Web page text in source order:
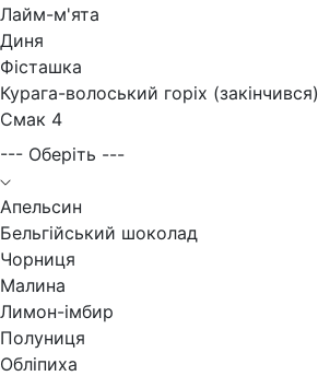
Лайм-м'ята
Диня
Фісташка
Курага-волоський горіх (закінчився)
Смак 4
--- Оберіть ---
Апельсин
Бельгійський шоколад
Чорниця
Малина
Лимон-імбир
Полуниця
Обліпиха